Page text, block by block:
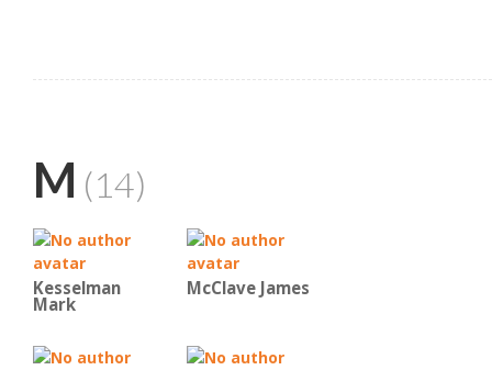
M (14)
Kesselman
Mark
McClave James